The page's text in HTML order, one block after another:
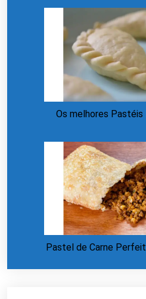
Os melhores Pastéis
Pastel de Carne